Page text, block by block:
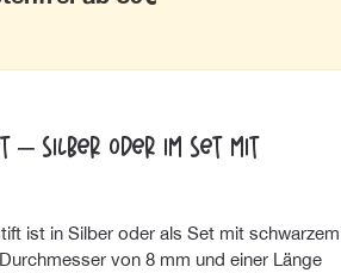
– Silber oder im Set mit
ist in Silber oder als Set mit schwarzem
von 8 mm und einer Länge